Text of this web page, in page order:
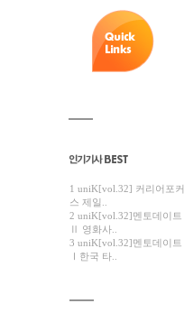
1 uniK[vol.32] 커리어포커
스 제일..
2 uniK[vol.32]멘토데이트
Ⅱ 영화사..
3 uniK[vol.32]멘토데이트
Ⅰ한국 타..